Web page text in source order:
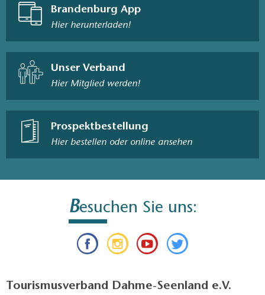
Vom Schenkenländchen in die Tropen
Wegbeschaffenheit / Streckenausbau:Der
Weg führt nicht ausschließlich auf Fahrrad- und
Fußwegen, über asphaltierte Straßen, Nebenstraßen
und teilweise unbefestigte Forstwege
Kartenempfehlung
Kostenfreie Broschüre "Die schönsten Radtouren
im Landkreis Dahme-Spreewald Teil 1"
Kostenfreie Broschüre „Tourentipps im Dahme-
Brandenburg App
Hier herunterladen!
Unser Verband
Hier Mitglied werden!
Prospektbestellung
Hier bestellen oder online ansehen
Besuchen Sie uns:
Tourismusverband Dahme-Seenland e.V.